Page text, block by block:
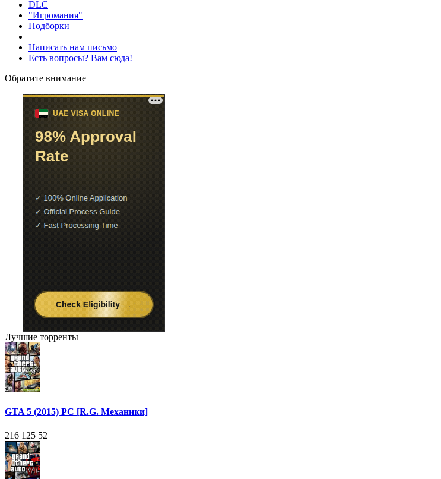
DLC
"Игромания"
Подборки
Написать нам письмо
Есть вопросы? Вам сюда!
Обратите внимание
Лучшие торренты
GTA 5 (2015) PC [R.G. Механики]
216 125 52